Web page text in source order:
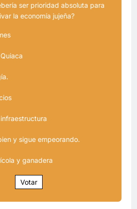
ser prioridad absoluta para
la economía jujeña?
y sigue empeorando.
y ganadera
Votar